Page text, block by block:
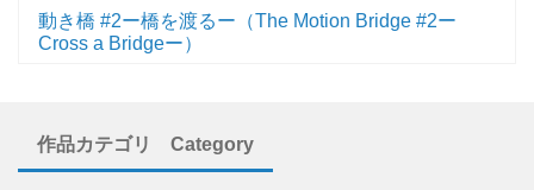
動き橋 #2ー橋を渡るー（The Motion Bridge #2ー
Cross a Bridgeー）
作品カテゴリ Category